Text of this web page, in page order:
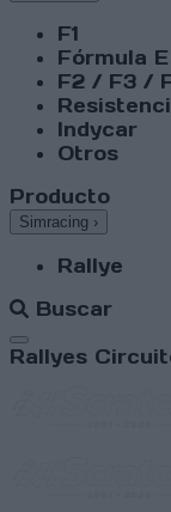
F1
Fórmula E
F2 / F3 /
Indycar
Otros
Producto
Simracing ›
Rallye
Buscar
Abrir menú
Rallyes